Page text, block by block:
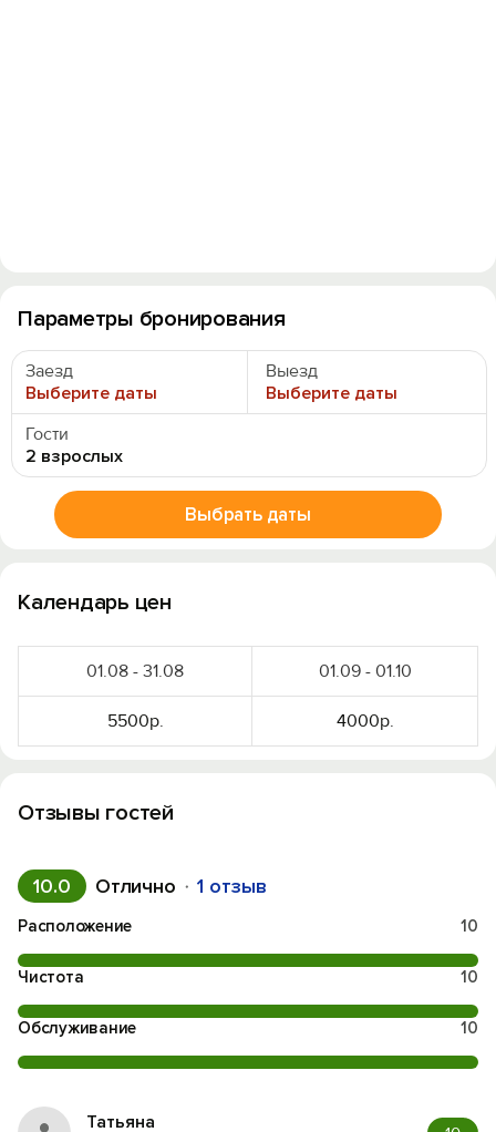
Параметры бронирования
Заезд
Выберите даты
Выезд
Выберите даты
Гости
2 взрослых
Выбрать даты
Календарь цен
01.08 - 31.08 01.09 - 01.10
5500р. 4000р.
Отзывы гостей
10.0 Отлично 1 отзыв
Расположение 10
Чистота 10
Обслуживание 10
Татьяна